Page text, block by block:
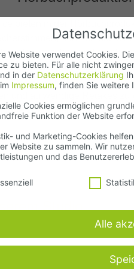
bieten in der
nehmen diese
mischen und
direkt an den Verlag, der
Aufnahme in
und aufwendige Retakes
garantiert, dass wir die
Studio
Website verwendet Cookies.
zu bieten. Für alle nicht
in der Datenschutzerklärung
Impressum, finden Sie weitere
Cookies ermöglichen
Funktion der Website
und Marketing-Cookies
Website zu sammeln. Wir
und das
Alle